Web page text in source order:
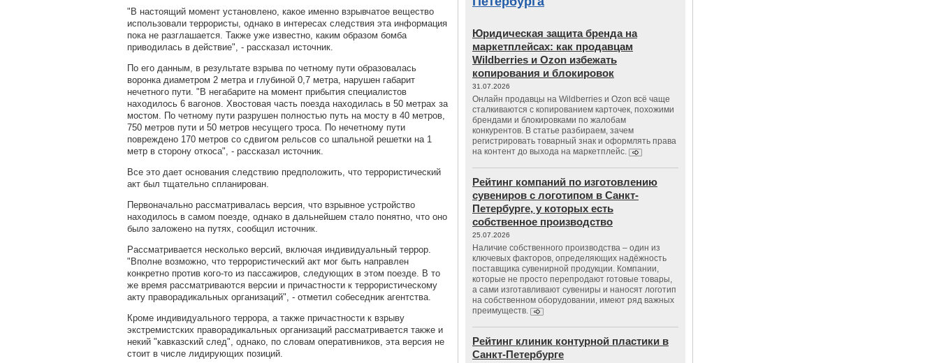
"В настоящий момент установлено, какое именно взрывчатое вещество
использовали террористы, однако в интересах следствия эта информация
пока не разглашается. Также уже известно, каким образом бомба
приводилась в действие", - рассказал источник.
По его данным, в результате взрыва по четному пути образовалась
воронка диаметром 2 метра и глубиной 0,7 метра, нарушен габарит
нечетного пути. "В негабарите на момент прибытия специалистов
находилось 6 вагонов. Хвостовая часть поезда находилась в 50 метрах за
мостом. По четному пути разрушен полностью путь на мосту в 40 метров,
750 метров пути и 50 метров несущего троса. По нечетному пути
повреждено 170 метров со сдвигом рельсов со шпальной решетки на 1
метр в сторону откоса", - рассказал источник.
Все это дает основания следствию предположить, что террористический
акт был тщательно спланирован.
Первоначально рассматривалась версия, что взрывное устройство
находилось в самом поезде, однако в дальнейшем стало понятно, что оно
было заложено на путях, сообщил источник.
Рассматривается несколько версий, включая индивидуальный террор.
"Вполне возможно, что террористический акт мог быть направлен
конкретно против кого-то из пассажиров, следующих в этом поезде. В то
же время рассматриваются версии и причастности к террористическому
акту праворадикальных организаций", - отметил собеседник агентства.
Кроме индивидуального террора, а также причастности к взрыву
экстремистских праворадикальных организаций рассматривается также и
некий "кавказский след", однако, по словам оперативников, эта версия не
стоит в числе лидирующих позиций.
Юридическая защита бренда на
маркетплейсах: как продавцам
Wildberries и Ozon избежать
копирования и блокировок
31.07.2026
Онлайн продавцы на Wildberries и Ozon всё чаще
сталкиваются с копированием карточек, похожими
брендами и блокировками по жалобам
конкурентов. В статье разбираем, зачем
регистрировать товарный знак и оформлять права
на контент до выхода на маркетплейс.
Рейтинг компаний по изготовлению
сувениров с логотипом в Санкт-
Петербурге, у которых есть
собственное производство
25.07.2026
Наличие собственного производства – один из
ключевых факторов, определяющих надёжность
поставщика сувенирной продукции. Компании,
которые не просто перепродают готовые товары,
а сами изготавливают сувениры и наносят логотип
на собственном оборудовании, имеют ряд важных
преимуществ.
Рейтинг клиник контурной пластики в
Санкт-Петербурге